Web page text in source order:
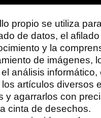
propio se utiliza
de datos, el
y la
de imágenes,
análisis
artículos diversos
y agarrarlos con
cinta de desechos.